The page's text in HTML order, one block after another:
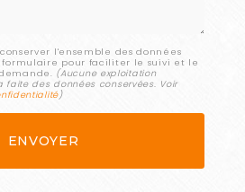
l'ensemble des données
formulaire pour faciliter le suivi et le
(Aucune exploitation
faite des données conservées. Voir
)